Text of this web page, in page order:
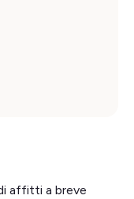
affitti a breve